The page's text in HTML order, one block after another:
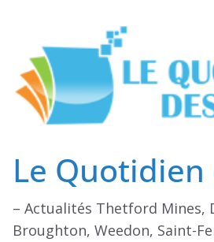
contenu
Le Quotidien
– Actualités Thetford Mines,
Broughton, Weedon, Saint-